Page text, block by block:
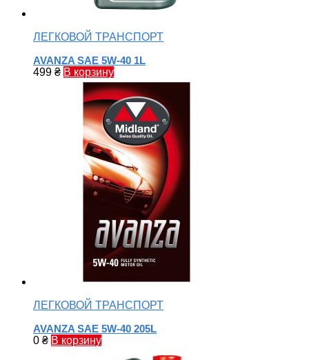
ЛЕГКОВОЙ ТРАНСПОРТ
AVANZA SAE 5W-40 1L
499 ₴ В корзину
ЛЕГКОВОЙ ТРАНСПОРТ
AVANZA SAE 5W-40 205L
0 ₴ В корзину